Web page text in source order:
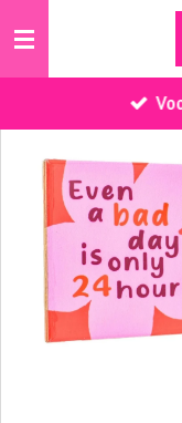
Ga
de
hoofdinhoud